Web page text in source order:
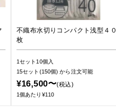
不織布水切りコンパクト浅型４０
枚
1セット10個入
15セット(150個)から注文可能
¥16,500〜(税込)
1個あたり¥110